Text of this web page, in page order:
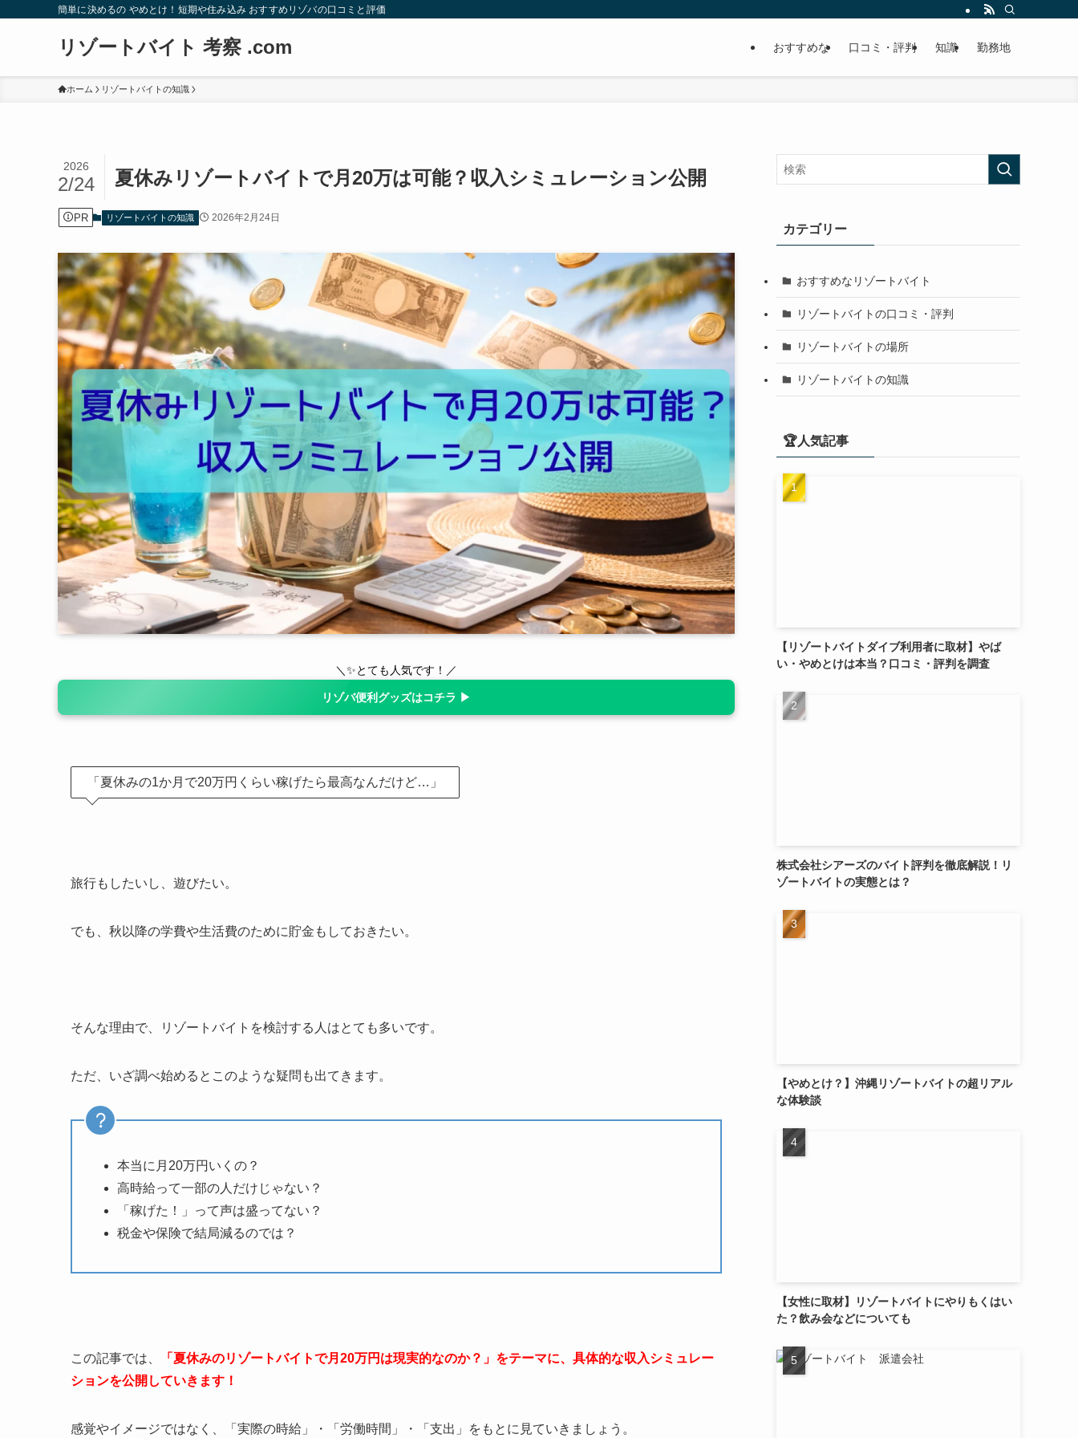
簡単に決めるの やめとけ！短期や住み込み おすすめリゾバの口コミと評価
リゾートバイト 考察 .com おすすめな 口コミ・評判 知識 勤務地
ホーム リゾートバイトの知識
夏休みリゾートバイトで月20万は可能？収入シミュレーション公開
2026
2/24
PR リゾートバイトの知識 2026年2月24日
＼✨とても人気です！／
リゾバ便利グッズはコチラ ▶
「夏休みの1か月で20万円くらい稼げたら最高なんだけど… 」
旅行もしたいし、遊びたい。
でも、秋以降の学費や生活費のために貯金もしておきたい。
そんな理由で、リゾートバイトを検討する人はとても多いです。
ただ、いざ調べ始めるとこのような疑問も出てきます。
本当に月 20万円いくの？
高時給って一部の人だけじゃない？
「稼げた！」って声は盛ってない？
税金や保険で結局減るのでは？
この記事では、
「夏休みのリゾートバイトで月20万円は現実的なのか？」をテーマに、具体的な収入シミュレー
ションを公開していきます！
感覚やイメージではなく、「実際の時給」・「労働時間」・「支出」をもとに見ていきましょう。
カテゴリー
おすすめなリゾートバイト
リゾートバイトの口コミ・評判
リゾートバイトの場所
リゾートバイトの知識
🏆人気記事
【リゾートバイトダイブ利用者に取材】やば
い・やめとけは本当？口コミ・評判を調査
株式会社シアーズのバイト評判を徹底解説！リ
ゾートバイトの実態とは？
【やめとけ？】沖縄リゾートバイトの超リアル
な体験談
【女性に取材】リゾートバイトにやりもくはい
た？飲み会などについても